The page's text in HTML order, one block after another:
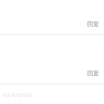
回复
回复
via Android